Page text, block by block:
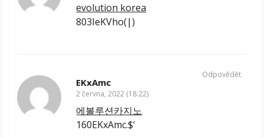
evolution korea
803IeKVho(|)
EKxAmc
2 června, 2022 (18:22)
에볼루션카지노
160EKxAmc.$‘
Odpovědět